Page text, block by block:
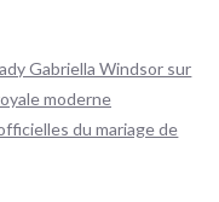
Gabriella Windsor sur
moderne
du mariage de